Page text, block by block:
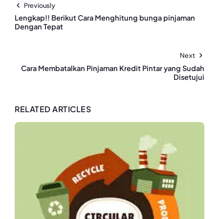
Previously
Lengkap!! Berikut Cara Menghitung bunga pinjaman
Dengan Tepat
Next
Cara Membatalkan Pinjaman Kredit Pintar yang Sudah
Disetujui
RELATED ARTICLES